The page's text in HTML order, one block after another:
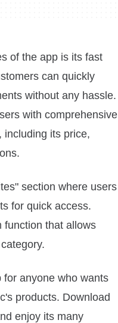
of the app is its fast
can quickly
without any hassle.
with comprehensive
including its price,
section where users
for quick access.
function that allows
for anyone who wants
products. Download
enjoy its many